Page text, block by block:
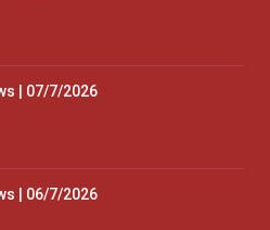
| 07/7/2026
| 06/7/2026